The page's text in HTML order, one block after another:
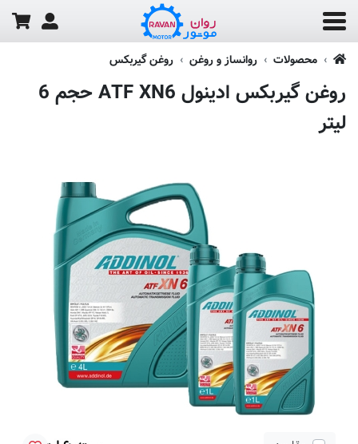
محصولات روانساز و روغن روغن گیربکس
روغن گیربکس ادینول ATF XN6 حجم 6
لیتر